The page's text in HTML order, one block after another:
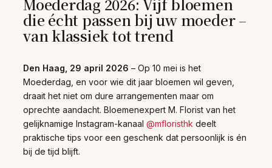
die écht passen bij uw moeder –
van klassiek tot trend
Den Haag, 29 april 2026 – Op 10 mei is het
Moederdag, en voor wie dit jaar bloemen wil geven,
draait het niet om dure arrangementen maar om
oprechte aandacht. Bloemenexpert M. Florist van het
gelijknamige Instagram-kanaal @mfloristhk deelt
praktische tips voor een geschenk dat persoonlijk is én
bij de tijd blijft.